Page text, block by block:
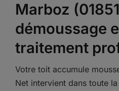
Marboz
démoussage
traitement
Votre toit accumule
Net intervient dans toute